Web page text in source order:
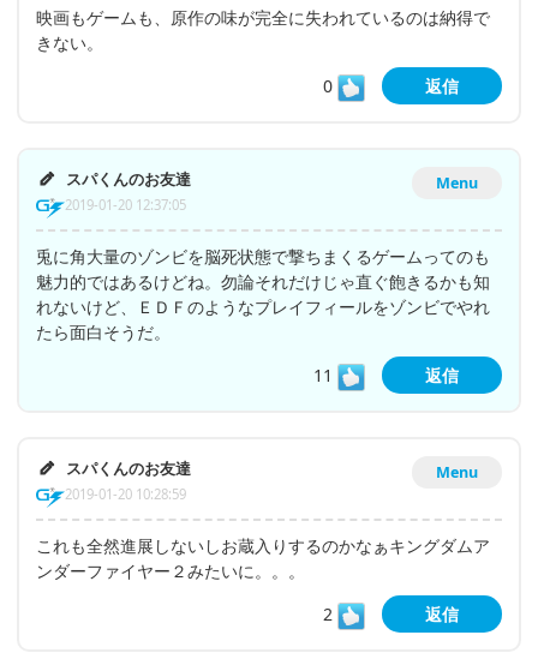
映画もゲームも、原作の味が完全に失われているのは納得で
きない。
0
返信
Menu
スパくんのお友達
2019-01-20 12:37:05
兎に角大量のゾンビを脳死状態で撃ちまくるゲームってのも
魅力的ではあるけどね。勿論それだけじゃ直ぐ飽きるかも知
れないけど、ＥＤＦのようなプレイフィールをゾンビでやれ
たら面白そうだ。
11
返信
Menu
スパくんのお友達
2019-01-20 10:28:59
これも全然進展しないしお蔵入りするのかなぁキングダムア
ンダーファイヤー２みたいに。。。
2
返信